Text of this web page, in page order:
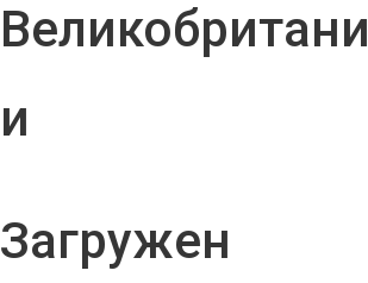
Великобритани
и
Загружен